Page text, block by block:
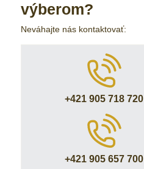
výberom?
Neváhajte nás kontaktovať:
+421 905 718 720
+421 905 657 700